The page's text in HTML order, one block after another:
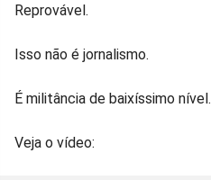
Reprovável.
Isso não é jornalismo.
É militância de baixíssimo nível.
Veja o vídeo: